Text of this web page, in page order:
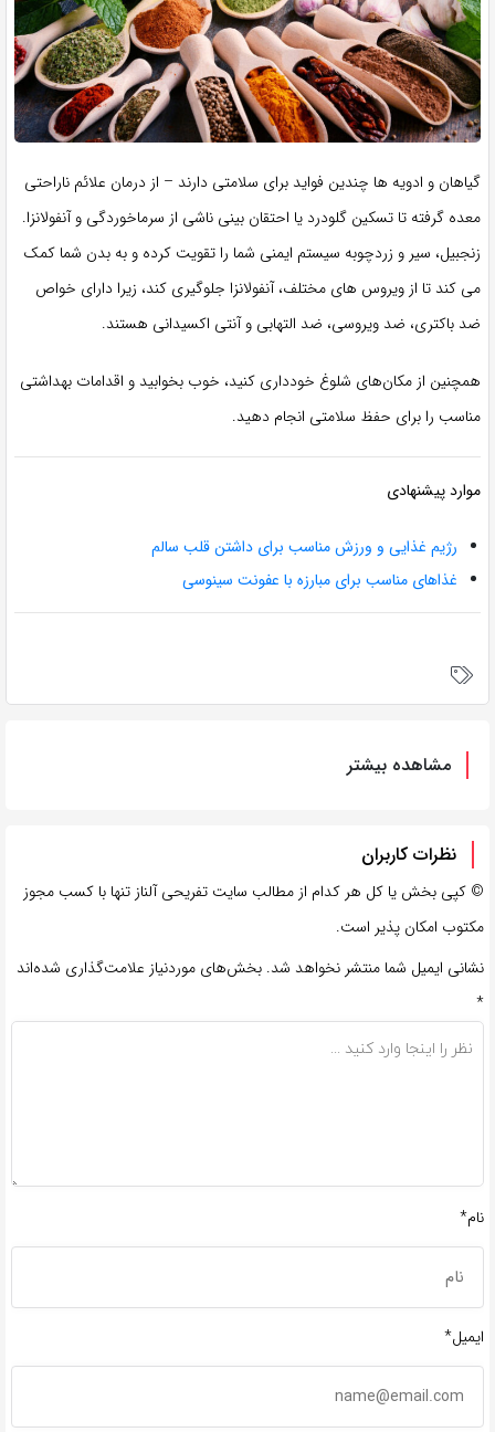
گیاهان و ادویه ها چندین فواید برای سلامتی دارند – از درمان علائم ناراحتی
معده گرفته تا تسکین گلودرد یا احتقان بینی ناشی از سرماخوردگی و آنفولانزا.
زنجبیل، سیر و زردچوبه سیستم ایمنی شما را تقویت کرده و به بدن شما کمک
می کند تا از ویروس های مختلف، آنفولانزا جلوگیری کند، زیرا دارای خواص
ضد باکتری، ضد ویروسی، ضد التهابی و آنتی اکسیدانی هستند.
همچنین از مکان‌های شلوغ خودداری کنید، خوب بخوابید و اقدامات بهداشتی
مناسب را برای حفظ سلامتی انجام دهید.
موارد پیشنهادی
رژیم غذایی و ورزش مناسب برای داشتن قلب سالم
غذاهای مناسب برای مبارزه با عفونت سینوسی
مشاهده بیشتر
نظرات کاربران
© کپی بخش یا کل هر کدام از مطالب سایت تفریحی آلناز تنها با کسب مجوز
مکتوب امکان پذیر است.
نشانی ایمیل شما منتشر نخواهد شد. بخش‌های موردنیاز علامت‌گذاری شده‌اند
*
نام*
ایمیل*